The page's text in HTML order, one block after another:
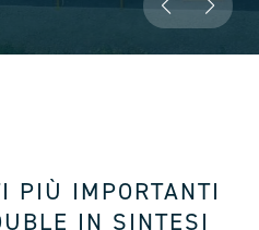
PIÙ IMPORTANTI
IN SINTESI